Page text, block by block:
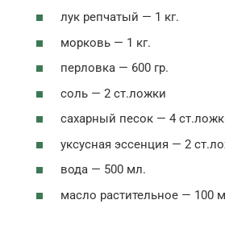
лук репчатый — 1 кг.
морковь — 1 кг.
перловка — 600 гр.
соль — 2 ст.ложки
сахарный песок — 4
уксусная эссенция — 2
вода — 500 мл.
масло растительное — 100